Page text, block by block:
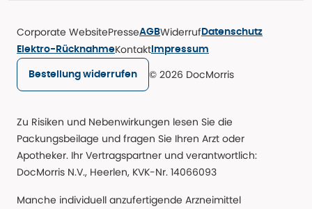
Corporate WebsitePresseAGBWiderruf Datenschutz
Elektro-RücknahmeKontakt Impressum
Bestellung widerrufen © 2026 DocMorris
Zu Risiken und Nebenwirkungen lesen Sie die
Packungsbeilage und fragen Sie Ihren Arzt oder
Apotheker. Ihr Vertragspartner und verantwortlich:
DocMorris N.V., Heerlen, KVK-Nr. 14066093
Manche individuell anzufertigende Arzneimittel